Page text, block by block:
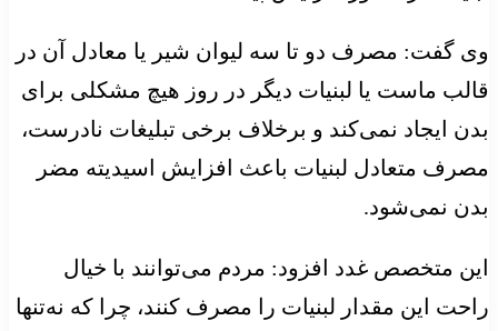
وی گفت: مصرف دو تا سه لیوان شیر یا معادل آن در
قالب ماست یا لبنیات دیگر در روز هیچ مشکلی برای
بدن ایجاد نمی‌کند و برخلاف برخی تبلیغات نادرست،
مصرف متعادل لبنیات باعث افزایش اسیدیته مضر
بدن نمی‌شود.
این متخصص غدد افزود: مردم می‌توانند با خیال
راحت این مقدار لبنیات را مصرف کنند، چرا که نه‌تنها